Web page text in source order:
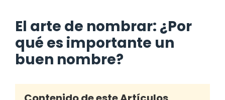
El arte de nombrar: ¿Por
qué es importante un
buen nombre?